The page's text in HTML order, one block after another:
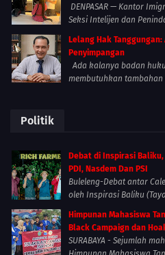
DENPASAR — Kantor
Seksi Intelijen dan
Lelang Hak
Penyimpangan
Ada kalanya badan
membutuhkan
Politik
Debat di Inspirasi
PDI, Nasdem Dan PSI
Buleleng-Debat antar
oleh Inspirasi Baliku
Himpunan Mahasiswa
Black Campaign dan
SURABAYA - Sejumlah